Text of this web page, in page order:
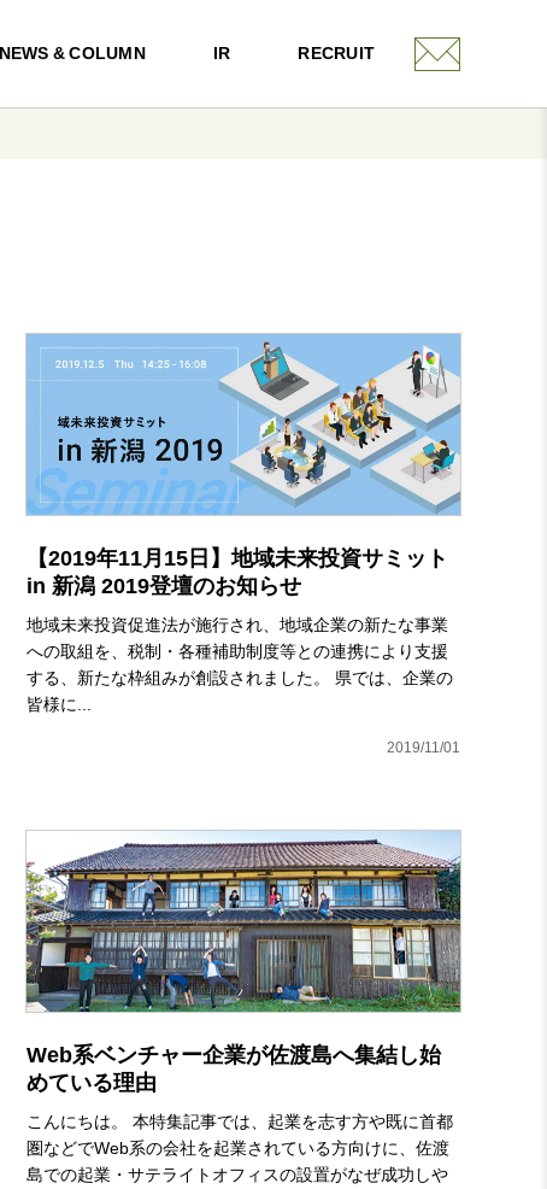
NEWS & COLUMN IR RECRUIT
【2019年11月15日】地域未来投資サミット
in 新潟 2019登壇のお知らせ
地域未来投資促進法が施行され、地域企業の新たな事業
への取組を、税制・各種補助制度等との連携により支援
する、新たな枠組みが創設されました。 県では、企業の
皆様に...
2019/11/01
Web系ベンチャー企業が佐渡島へ集結し始
めている理由
こんにちは。 本特集記事では、起業を志す方や既に首都
圏などでWeb系の会社を起業されている方向けに、佐渡
島での起業・サテライトオフィスの設置がなぜ成功しや